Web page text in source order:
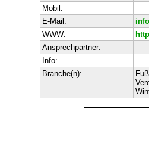
Mobil:
E-Mail:
WWW:
Ansprechpartner:
Info:
Branche(n):